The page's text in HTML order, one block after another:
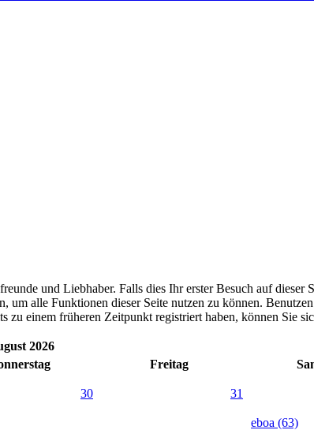
und Liebhaber. Falls dies Ihr erster Besuch auf dieser
alle Funktionen dieser Seite nutzen zu können.
zu einem früheren Zeitpunkt registriert haben, können Sie
2026
Freitag
30 31
eboa (63)